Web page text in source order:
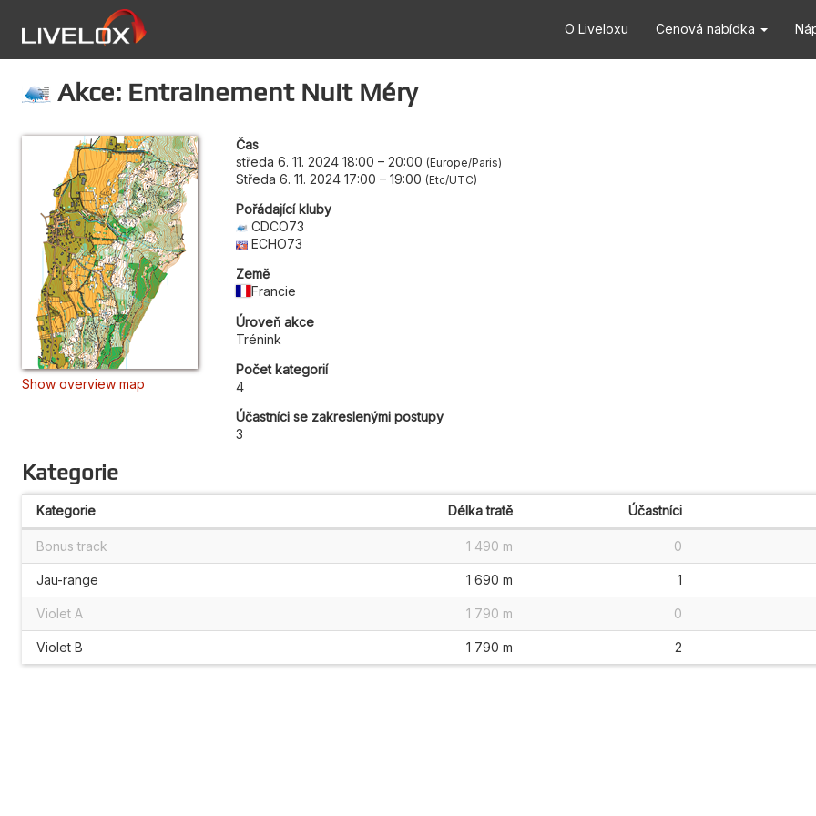
O Liveloxu Cenová nabídka
Akce: Entrainement Nuit Méry
Show overview map
Čas
středa 6. 11. 2024 18:00 – 20:00 Europe/Paris
Středa 6. 11. 2024 17:00 – 19:00 Etc/UTC
Pořádající kluby
CDCO73
ECHO73
Země
Francie
Úroveň akce
Trénink
Počet kategorií
4
Účastníci se zakreslenými postupy
3
Kategorie
Kategorie Délka tratě Účastníci
Bonus track 1 490 m 0
Jau-range 1 690 m 1
Violet A 1 790 m 0
Violet B 1 790 m 2